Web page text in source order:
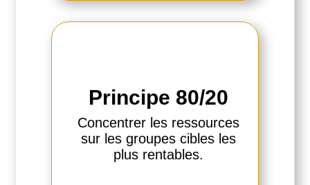
Principe 80/20
Concentrer les ressources
sur les groupes cibles les
plus rentables.